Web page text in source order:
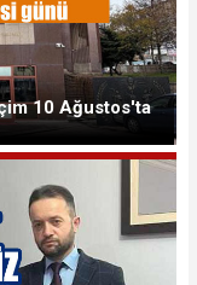
10 Ağustos'ta